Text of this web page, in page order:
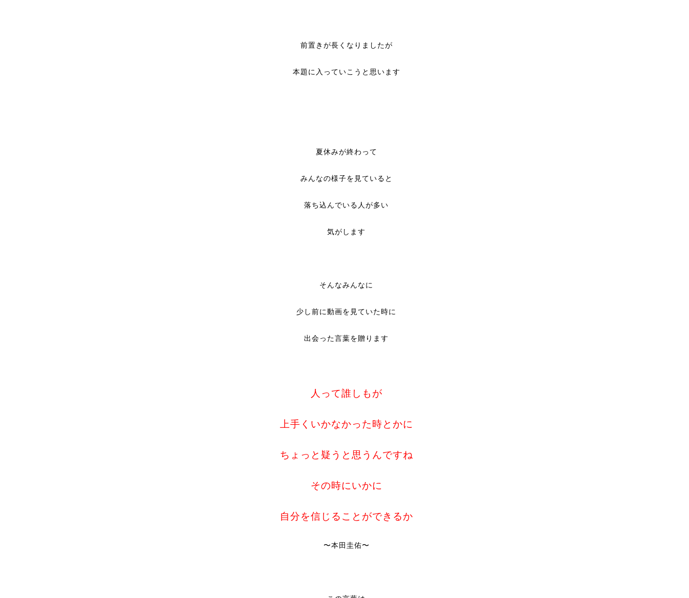
前置きが長くなりましたが
本題に入っていこうと思います
夏休みが終わって
みんなの様子を見ていると
落ち込んでいる人が多い
気がします
そんなみんなに
少し前に動画を見ていた時に
出会った言葉を贈ります
人って誰しもが
上手くいかなかった時とかに
ちょっと疑うと思うんですね
その時にいかに
自分を信じることができるか
〜本田圭佑〜